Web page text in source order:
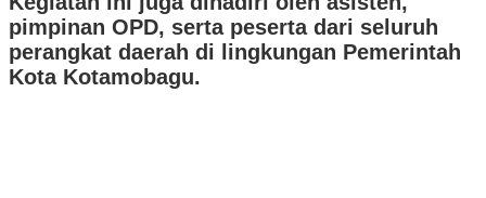
pimpinan OPD, serta peserta dari seluruh
perangkat daerah di lingkungan Pemerintah
Kota Kotamobagu.